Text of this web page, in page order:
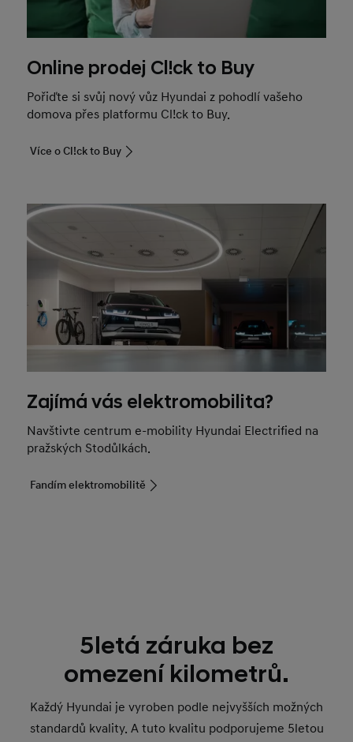
Online prodej Cl!ck to Buy
Pořiďte si svůj nový vůz Hyundai z pohodlí vašeho
domova přes platformu Cl!ck to Buy.
Více o Cl!ck to Buy
Zajímá vás elektromobilita?
Navštivte centrum e-mobility Hyundai Electrified na
pražských Stodůlkách.
Fandím elektromobilitě
5letá záruka bez
omezení kilometrů.
Každý Hyundai je vyroben podle nejvyšších možných
standardů kvality. A tuto kvalitu podporujeme 5letou